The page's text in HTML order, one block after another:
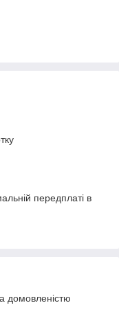
передплаті в
домовленістю